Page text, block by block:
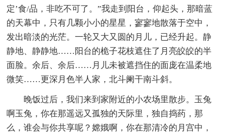
定’食/品，非吃不可了。”我走到阳台，仰起头，那暗蓝
的天幕中，只有几颗小小的星星，寥寥地散落于空中，
发出暗淡的光茫。一轮又大又圆的月儿，已经升起。静
静地、静静地……阳台的桅子花枝遮住了月亮皎皎的半
面脸。余后、余后……月儿未被遮挡住的面庞在温柔地
微笑……更深月色半人家，北斗阑干南斗斜。
晚饭过后，我们来到家附近的小农场里散步。玉兔
啊玉兔，你在那遥远又孤独的天际里，独自捣药，那
么，谁会与你共享呢？嫦娥啊，你在那清冷的月宫中，